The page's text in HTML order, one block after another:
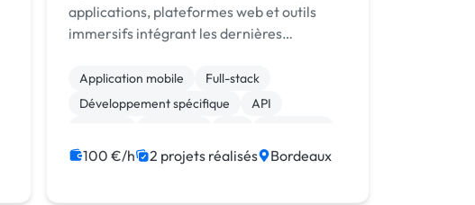
applications, plateformes web et outils
immersifs intégrant les dernières
accompagnons entreprises et startups de l
Application mobile
Full-stack
Développement spécifique
API
AngularJS
Application Meta
100 €/h 2 projets réalisés Bordeaux